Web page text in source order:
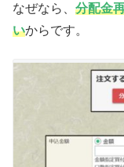
なぜなら、 分配金
いからです。